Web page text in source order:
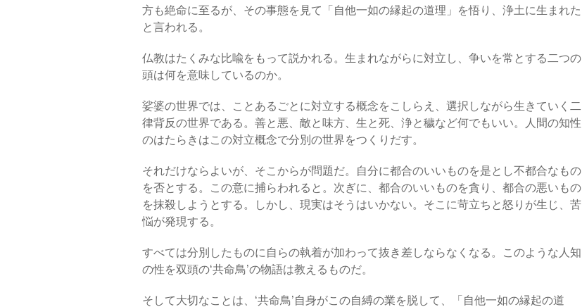
方も絶命に至るが、その事態を見て「自他一如の縁起の道理」を悟り、浄土に生まれた
と言われる。
仏教はたくみな比喩をもって説かれる。生まれながらに対立し、争いを常とする二つの
頭は何を意味しているのか。
娑婆の世界では、ことあるごとに対立する概念をこしらえ、選択しながら生きていく二
律背反の世界である。善と悪、敵と味方、生と死、浄と穢など何でもいい。人間の知性
のはたらきはこの対立概念で分別の世界をつくりだす。
それだけならよいが、そこからが問題だ。自分に都合のいいものを是とし不都合なもの
を否とする。この意に捕らわれると。次ぎに、都合のいいものを貪り、都合の悪いもの
を抹殺しようとする。しかし、現実はそうはいかない。そこに苛立ちと怒りが生じ、苦
悩が発現する。
すべては分別したものに自らの執着が加わって抜き差しならなくなる。このような人知
の性を双頭の‘共命鳥’の物語は教えるものだ。
そして大切なことは、‘共命鳥’自身がこの自縛の業を脱して、「自他一如の縁起の道